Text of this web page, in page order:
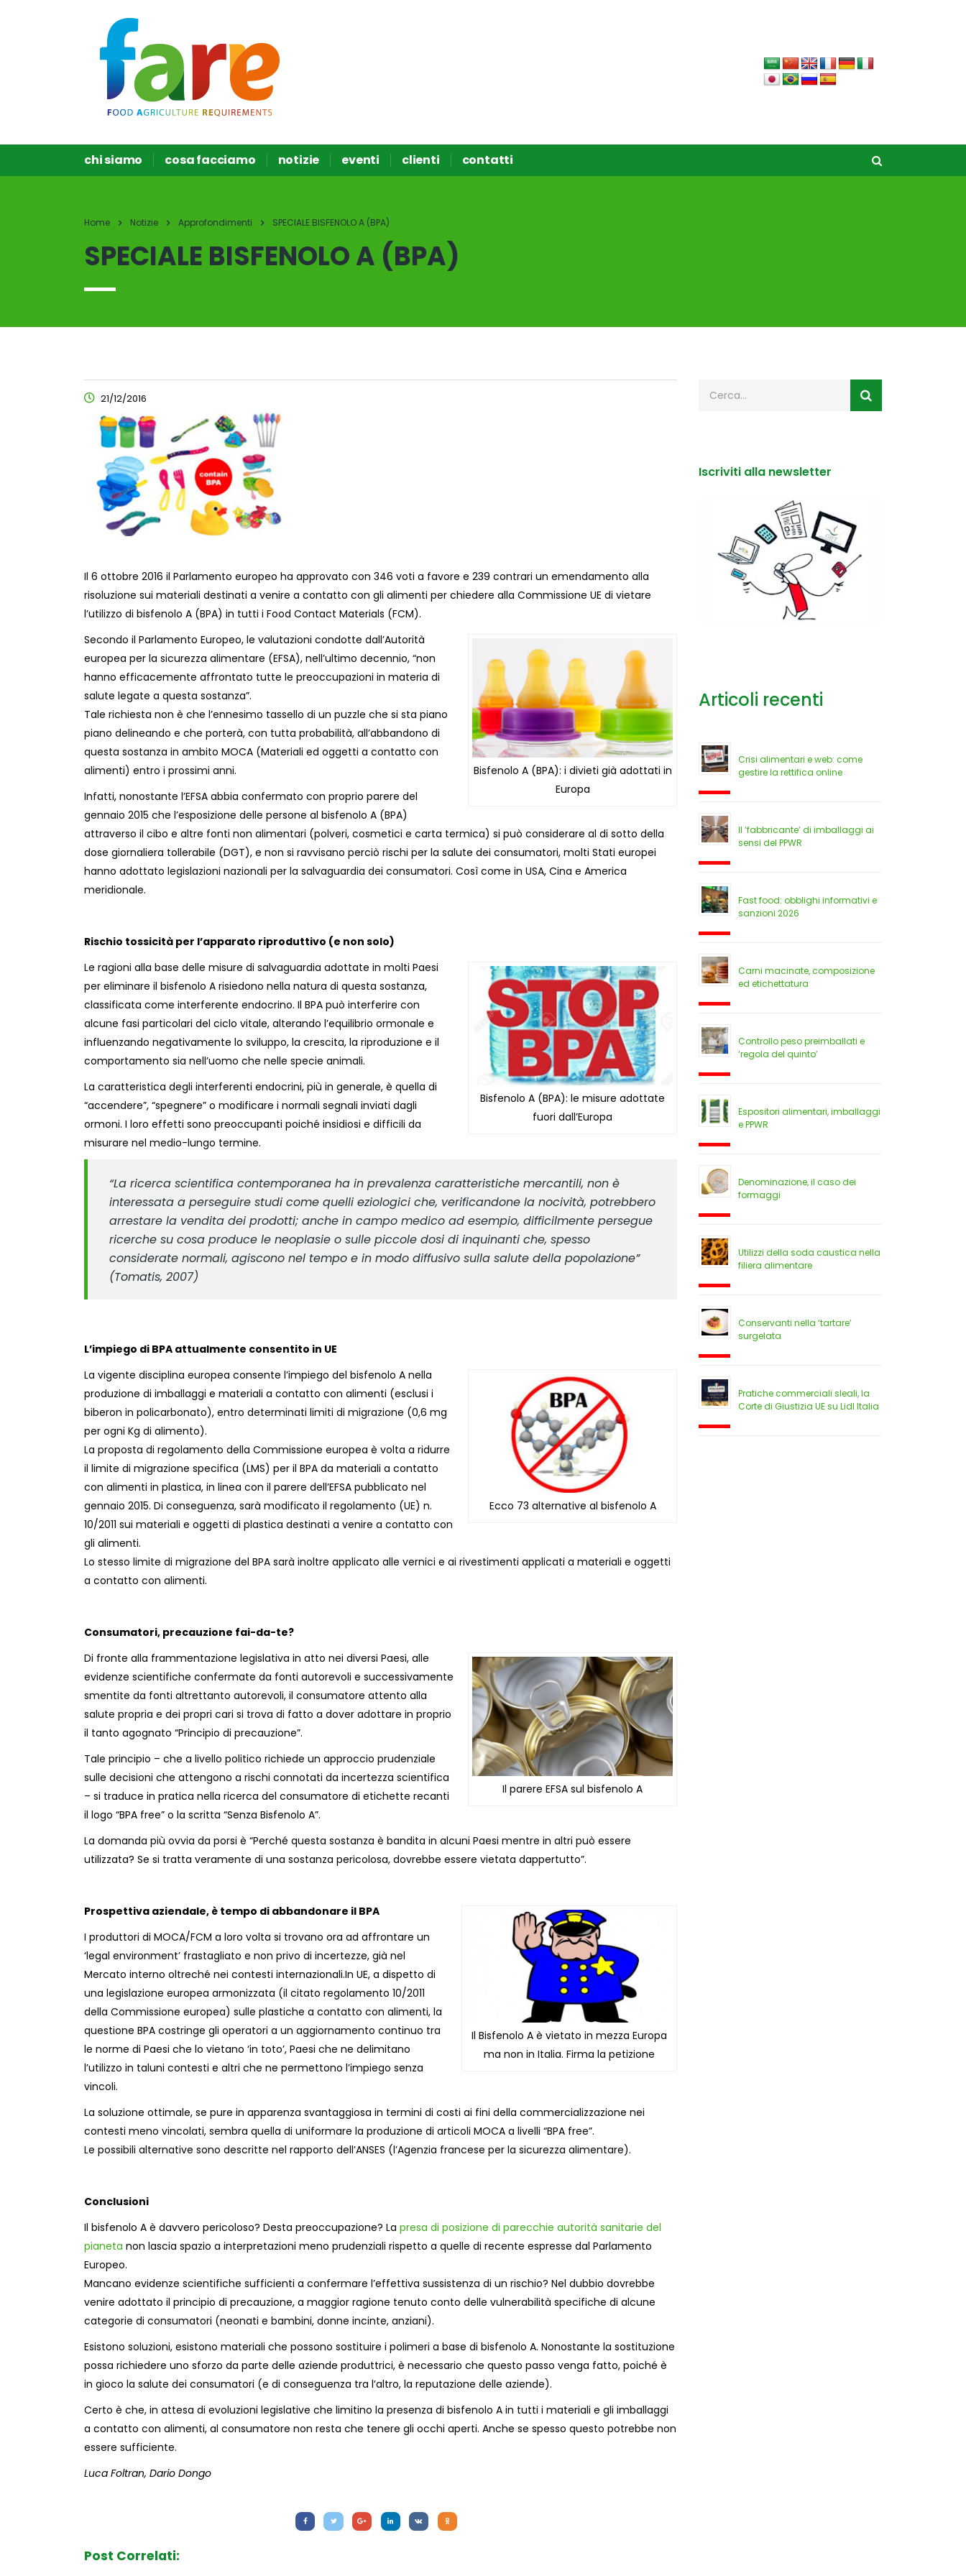
chi siamo cosa facciamo notizie eventi clienti contatti
Home Notizie Approfondimenti SPECIALE BISFENOLO A (BPA)
SPECIALE BISFENOLO A (BPA)
21/12/2016
Il 6 ottobre 2016 il Parlamento europeo ha approvato con 346 voti a favore e 239 contrari un emendamento alla
risoluzione sui materiali destinati a venire a contatto con gli alimenti per chiedere alla Commissione UE di vietare
l’utilizzo di bisfenolo A (BPA) in tutti i Food Contact Materials (FCM).
Bisfenolo A (BPA): i divieti già adottati in
Europa
Secondo il Parlamento Europeo, le valutazioni condotte dall’Autorità
europea per la sicurezza alimentare (EFSA), nell’ultimo decennio, “non
hanno efficacemente affrontato tutte le preoccupazioni in materia di
salute legate a questa sostanza”.
Tale richiesta non è che l’ennesimo tassello di un puzzle che si sta piano
piano delineando e che porterà, con tutta probabilità, all’abbandono di
questa sostanza in ambito MOCA (Materiali ed oggetti a contatto con
alimenti) entro i prossimi anni.
Infatti, nonostante l’EFSA abbia confermato con proprio parere del
gennaio 2015 che l’esposizione delle persone al bisfenolo A (BPA)
attraverso il cibo e altre fonti non alimentari (polveri, cosmetici e carta termica) si può considerare al di sotto della
dose giornaliera tollerabile (DGT), e non si ravvisano perciò rischi per la salute dei consumatori, molti Stati europei
hanno adottato legislazioni nazionali per la salvaguardia dei consumatori. Così come in USA, Cina e America
meridionale.
Rischio tossicità per l’apparato riproduttivo (e non solo)
Bisfenolo A (BPA): le misure adottate
fuori dall’Europa
Le ragioni alla base delle misure di salvaguardia adottate in molti Paesi
per eliminare il bisfenolo A risiedono nella natura di questa sostanza,
classificata come interferente endocrino. Il BPA può interferire con
alcune fasi particolari del ciclo vitale, alterando l’equilibrio ormonale e
influenzando negativamente lo sviluppo, la crescita, la riproduzione e il
comportamento sia nell’uomo che nelle specie animali.
La caratteristica degli interferenti endocrini, più in generale, è quella di
“accendere”, “spegnere” o modificare i normali segnali inviati dagli
ormoni. I loro effetti sono preoccupanti poiché insidiosi e difficili da
misurare nel medio-lungo termine.
“La ricerca scientifica contemporanea ha in prevalenza caratteristiche mercantili, non è
interessata a perseguire studi come quelli eziologici che, verificandone la nocività, potrebbero
arrestare la vendita dei prodotti; anche in campo medico ad esempio, difficilmente persegue
ricerche su cosa produce le neoplasie o sulle piccole dosi di inquinanti che, spesso
considerate normali, agiscono nel tempo e in modo diffusivo sulla salute della popolazione”
(Tomatis, 2007)
L’impiego di BPA attualmente consentito in UE
Ecco 73 alternative al bisfenolo A
La vigente disciplina europea consente l’impiego del bisfenolo A nella
produzione di imballaggi e materiali a contatto con alimenti (esclusi i
biberon in policarbonato), entro determinati limiti di migrazione (0,6 mg
per ogni Kg di alimento).
La proposta di regolamento della Commissione europea è volta a ridurre
il limite di migrazione specifica (LMS) per il BPA da materiali a contatto
con alimenti in plastica, in linea con il parere dell’EFSA pubblicato nel
gennaio 2015. Di conseguenza, sarà modificato il regolamento (UE) n.
10/2011 sui materiali e oggetti di plastica destinati a venire a contatto con
gli alimenti.
Lo stesso limite di migrazione del BPA sarà inoltre applicato alle vernici e ai rivestimenti applicati a materiali e oggetti
a contatto con alimenti.
Consumatori, precauzione fai-da-te?
Il parere EFSA sul bisfenolo A
Di fronte alla frammentazione legislativa in atto nei diversi Paesi, alle
evidenze scientifiche confermate da fonti autorevoli e successivamente
smentite da fonti altrettanto autorevoli, il consumatore attento alla
salute propria e dei propri cari si trova di fatto a dover adottare in proprio
il tanto agognato “Principio di precauzione”.
Tale principio – che a livello politico richiede un approccio prudenziale
sulle decisioni che attengono a rischi connotati da incertezza scientifica
– si traduce in pratica nella ricerca del consumatore di etichette recanti
il logo “BPA free” o la scritta “Senza Bisfenolo A”.
La domanda più ovvia da porsi è “Perché questa sostanza è bandita in alcuni Paesi mentre in altri può essere
utilizzata? Se si tratta veramente di una sostanza pericolosa, dovrebbe essere vietata dappertutto”.
Il Bisfenolo A è vietato in mezza Europa
ma non in Italia. Firma la petizione
Prospettiva aziendale, è tempo di abbandonare il BPA
I produttori di MOCA/FCM a loro volta si trovano ora ad affrontare un
‘legal environment’ frastagliato e non privo di incertezze, già nel
Mercato interno oltreché nei contesti internazionali.In UE, a dispetto di
una legislazione europea armonizzata (il citato regolamento 10/2011
della Commissione europea) sulle plastiche a contatto con alimenti, la
questione BPA costringe gli operatori a un aggiornamento continuo tra
le norme di Paesi che lo vietano ‘in toto’, Paesi che ne delimitano
l’utilizzo in taluni contesti e altri che ne permettono l’impiego senza
vincoli.
La soluzione ottimale, se pure in apparenza svantaggiosa in termini di costi ai fini della commercializzazione nei
contesti meno vincolati, sembra quella di uniformare la produzione di articoli MOCA a livelli “BPA free”.
Le possibili alternative sono descritte nel rapporto dell’ANSES (l’Agenzia francese per la sicurezza alimentare).
Conclusioni
Il bisfenolo A è davvero pericoloso? Desta preoccupazione? La presa di posizione di parecchie autorità sanitarie del
pianeta non lascia spazio a interpretazioni meno prudenziali rispetto a quelle di recente espresse dal Parlamento
Europeo.
Mancano evidenze scientifiche sufficienti a confermare l’effettiva sussistenza di un rischio? Nel dubbio dovrebbe
venire adottato il principio di precauzione, a maggior ragione tenuto conto delle vulnerabilità specifiche di alcune
categorie di consumatori (neonati e bambini, donne incinte, anziani).
Esistono soluzioni, esistono materiali che possono sostituire i polimeri a base di bisfenolo A. Nonostante la sostituzione
possa richiedere uno sforzo da parte delle aziende produttrici, è necessario che questo passo venga fatto, poiché è
in gioco la salute dei consumatori (e di conseguenza tra l’altro, la reputazione delle aziende).
Certo è che, in attesa di evoluzioni legislative che limitino la presenza di bisfenolo A in tutti i materiali e gli imballaggi
a contatto con alimenti, al consumatore non resta che tenere gli occhi aperti. Anche se spesso questo potrebbe non
essere sufficiente.
Luca Foltran, Dario Dongo
Post Correlati:
Iscriviti alla newsletter
Articoli recenti
Crisi alimentari e web: come
gestire la rettifica online
Il ‘fabbricante’ di imballaggi ai
sensi del PPWR
Fast food: obblighi informativi e
sanzioni 2026
Carni macinate, composizione
ed etichettatura
Controllo peso preimballati e
‘regola del quinto’
Espositori alimentari, imballaggi
e PPWR
Denominazione, il caso dei
formaggi
Utilizzi della soda caustica nella
filiera alimentare
Conservanti nella ‘tartare’
surgelata
Pratiche commerciali sleali, la
Corte di Giustizia UE su Lidl Italia